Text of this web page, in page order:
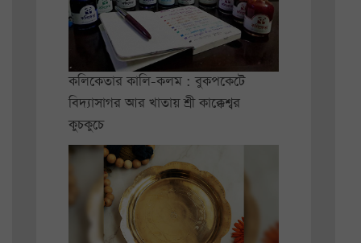
কলিকেতার কালি-কলম : বুকপকেটে
বিদ্যাসাগর আর খাতায় শ্রী কাক্কেশ্বর
কুচকুচে